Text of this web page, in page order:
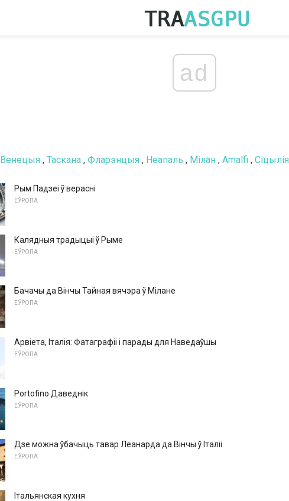
ad
Венецыя , Таскана , Фларэнцыя , Неапаль , Мілан , Amalfi , Сіцылія
Рым Падзеі ў верасні
ЕЎРОПА
Калядныя традыцыі ў Рыме
ЕЎРОПА
Бачачы да Вінчы Тайная вячэра ў Мілане
ЕЎРОПА
Арвіета, Італія: Фатаграфіі і парады для Наведаўшы
ЕЎРОПА
Portofino Даведнік
ЕЎРОПА
Дзе можна ўбачыць тавар Леанарда да Вінчы ў Італіі
ЕЎРОПА
Італьянская кухня